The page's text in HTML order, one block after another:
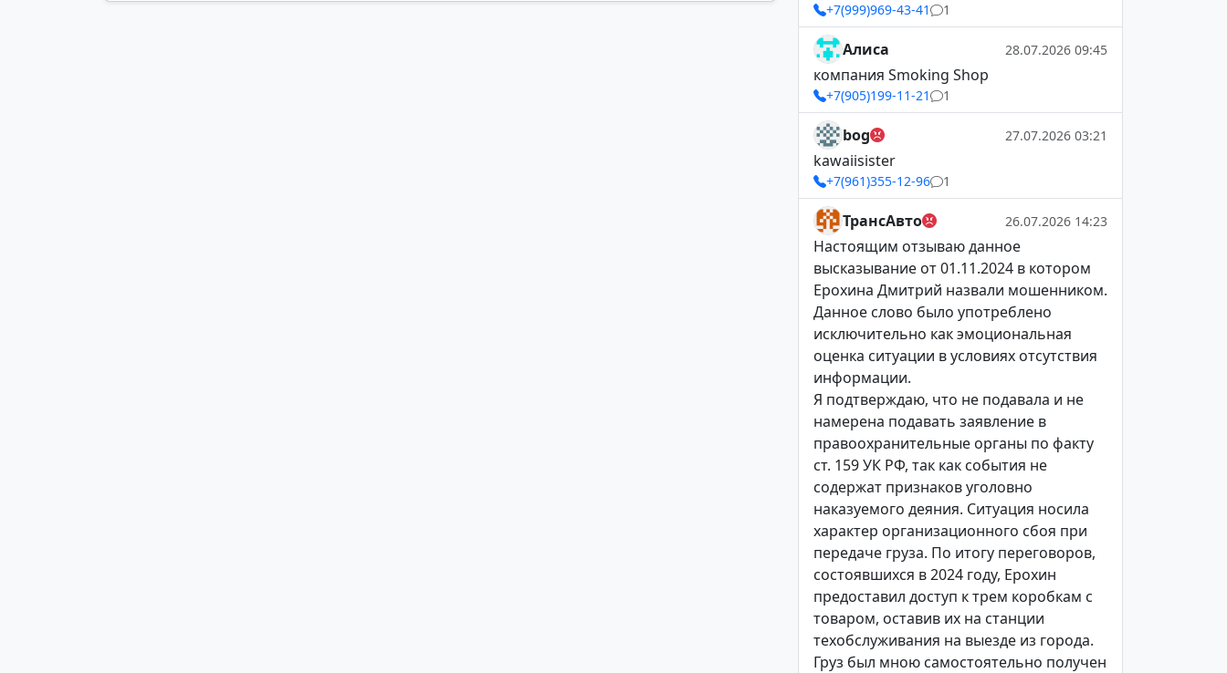
+7(999)969-43-41 1
Алиса 28.07.2026 09:45
компания Smoking Shop
+7(905)199-11-21 1
bog 27.07.2026 03:21
kawaiisister
+7(961)355-12-96 1
ТрансАвто 26.07.2026 14:23
Настоящим отзываю данное
высказывание от 01.11.2024 в котором
Ерохина Дмитрий назвали мошенником.
Данное слово было употреблено
исключительно как эмоциональная
оценка ситуации в условиях отсутствия
информации.
Я подтверждаю, что не подавала и не
намерена подавать заявление в
правоохранительные органы по факту
ст. 159 УК РФ, так как события не
содержат признаков уголовно
наказуемого деяния. Ситуация носила
характер организационного сбоя при
передаче груза. По итогу переговоров,
состоявшихся в 2024 году, Ерохин
предоставил доступ к трем коробкам с
товаром, оставив их на станции
техобслуживания на выезде из города.
Груз был мною самостоятельно получен